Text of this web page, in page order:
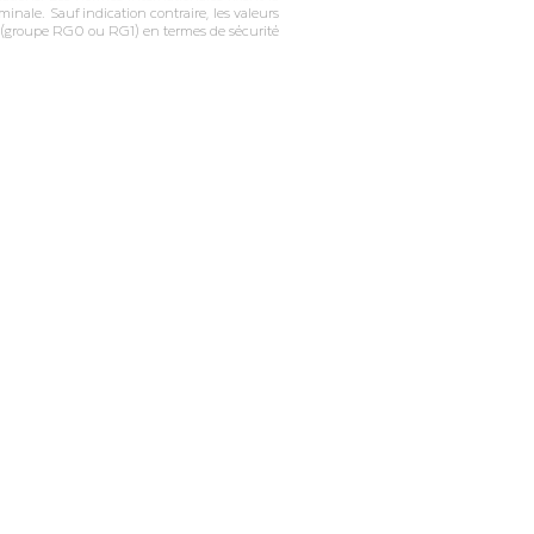
Sauf indication contraire, les valeurs
RG0 ou RG1) en termes de sécurité